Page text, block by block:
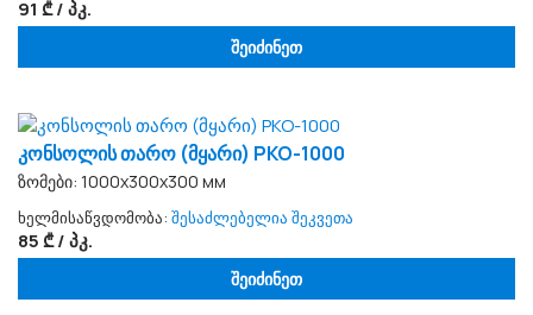
91 ₾ / პკ.
შეიძინეთ
კონსოლის თარო (მყარი) PKO-1000
ზომები: 1000x300x300 мм
ხელმისაწვდომობა: შესაძლებელია შეკვეთა
85 ₾ / პკ.
შეიძინეთ